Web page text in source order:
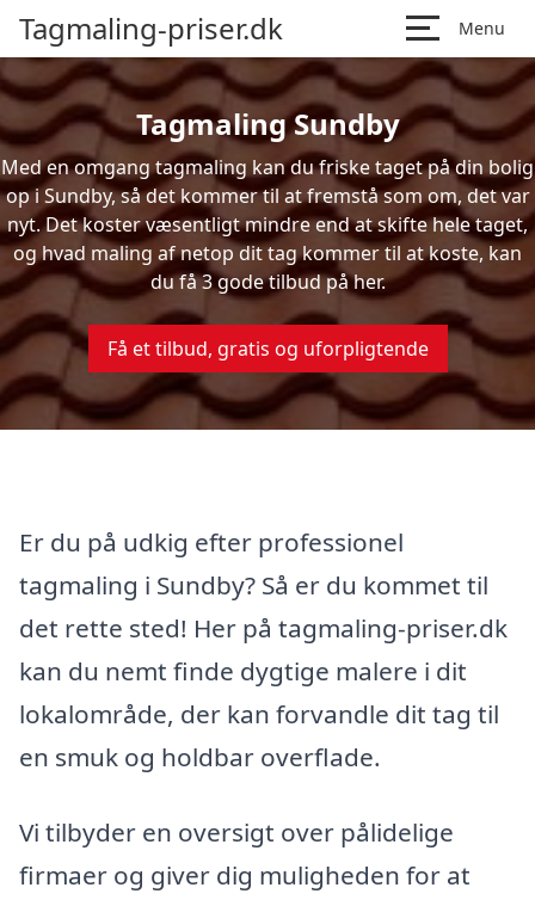
Tagmaling-priser.dk Menu
Tagmaling Sundby
Med en omgang tagmaling kan du friske taget på din bolig
op i Sundby, så det kommer til at fremstå som om, det var
nyt. Det koster væsentligt mindre end at skifte hele taget,
og hvad maling af netop dit tag kommer til at koste, kan
du få 3 gode tilbud på her.
Få et tilbud, gratis og uforpligtende
Er du på udkig efter professionel
tagmaling i Sundby? Så er du kommet til
det rette sted! Her på tagmaling-priser.dk
kan du nemt finde dygtige malere i dit
lokalområde, der kan forvandle dit tag til
en smuk og holdbar overflade.
Vi tilbyder en oversigt over pålidelige
firmaer og giver dig muligheden for at